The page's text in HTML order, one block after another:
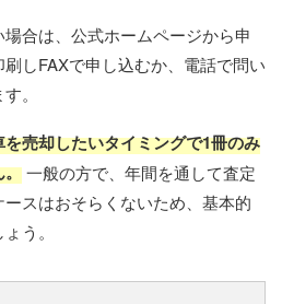
合は、公式ホームページから申
しFAXで申し込むか、電話で問い
。
を売却したいタイミングで1冊のみ
。一般の方で、年間を通して査定
スはおそらくないため、基本的
う。